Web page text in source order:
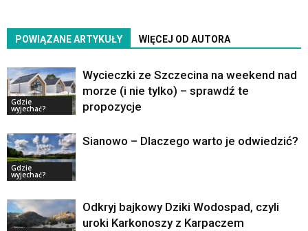
POWIĄZANE ARTYKUŁY WIĘCEJ OD AUTORA
Gdzie
wyjechać?
Wycieczki ze Szczecina na weekend nad
morze (i nie tylko) – sprawdź te
propozycje
Gdzie
wyjechać?
Sianowo – Dlaczego warto je odwiedzić?
Odkryj bajkowy Dziki Wodospad, czyli
uroki Karkonoszy z Karpaczem